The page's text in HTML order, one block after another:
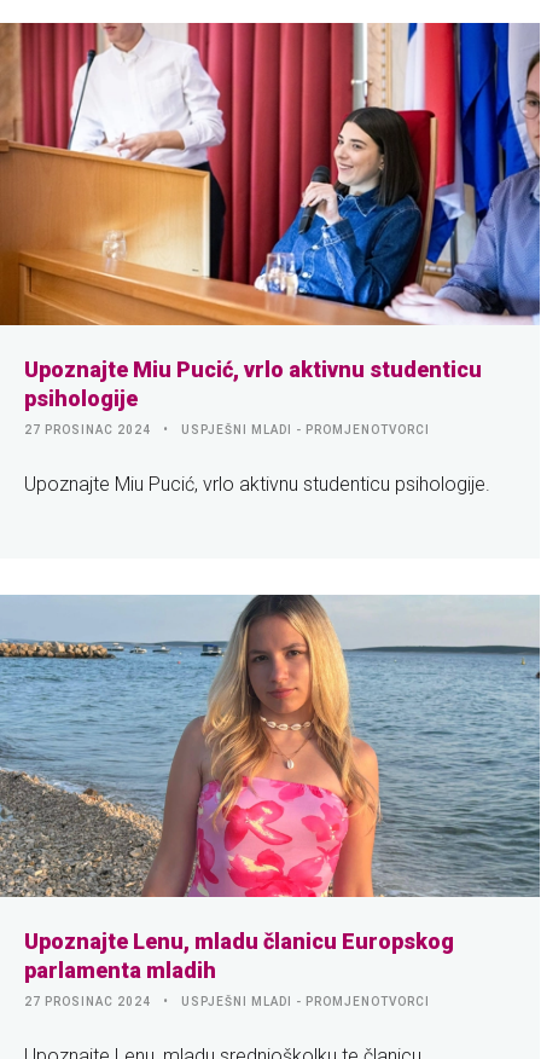
Upoznajte Miu Pucić, vrlo aktivnu studenticu
psihologije
27 PROSINAC 2024 USPJEŠNI MLADI - PROMJENOTVORCI
Upoznajte Miu Pucić, vrlo aktivnu studenticu psihologije.
Upoznajte Lenu, mladu članicu Europskog
parlamenta mladih
27 PROSINAC 2024 USPJEŠNI MLADI - PROMJENOTVORCI